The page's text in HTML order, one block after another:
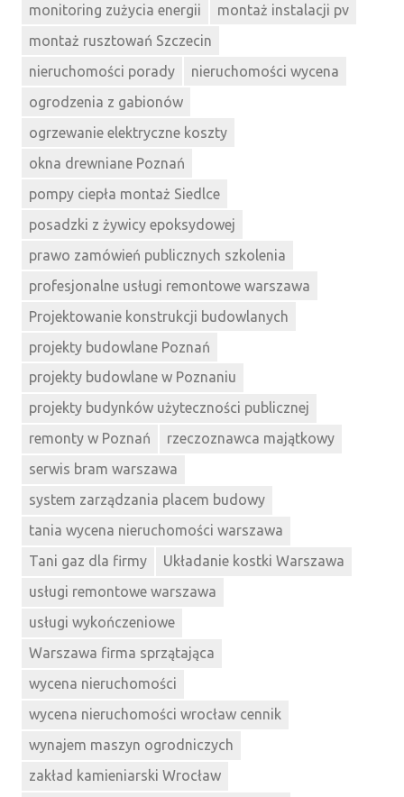
monitoring zużycia energii
montaż instalacji pv
montaż rusztowań Szczecin
nieruchomości porady
nieruchomości wycena
ogrodzenia z gabionów
ogrzewanie elektryczne koszty
okna drewniane Poznań
pompy ciepła montaż Siedlce
posadzki z żywicy epoksydowej
prawo zamówień publicznych szkolenia
profesjonalne usługi remontowe warszawa
Projektowanie konstrukcji budowlanych
projekty budowlane Poznań
projekty budowlane w Poznaniu
projekty budynków użyteczności publicznej
remonty w Poznań
rzeczoznawca majątkowy
serwis bram warszawa
system zarządzania placem budowy
tania wycena nieruchomości warszawa
Tani gaz dla firmy
Układanie kostki Warszawa
usługi remontowe warszawa
usługi wykończeniowe
Warszawa firma sprzątająca
wycena nieruchomości
wycena nieruchomości wrocław cennik
wynajem maszyn ogrodniczych
zakład kamieniarski Wrocław